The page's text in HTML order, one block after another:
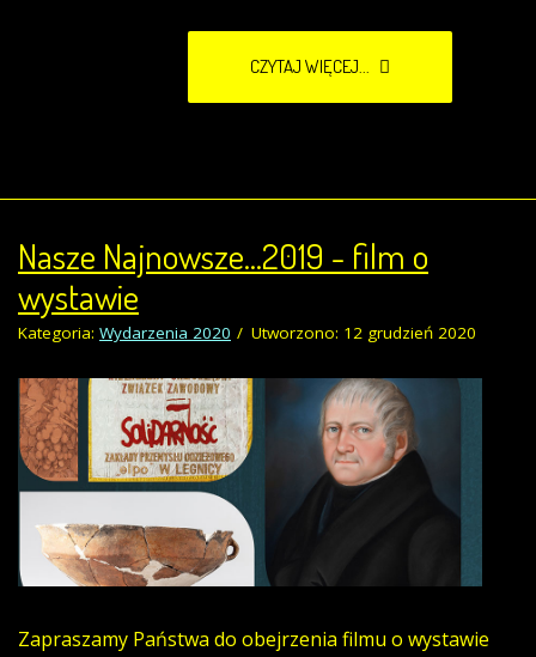
CZYTAJ WIĘCEJ...
Nasze Najnowsze...2019 - film o
wystawie
Kategoria: Wydarzenia 2020 Utworzono: 12 grudzień 2020
Zapraszamy Państwa do obejrzenia filmu o wystawie